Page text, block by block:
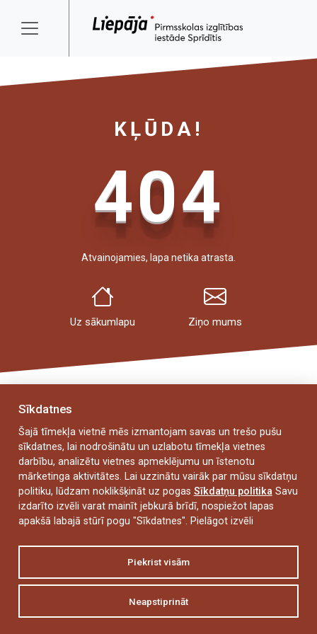
KĻŪDA!
404
Atvainojamies, lapa netika atrasta.
Uz sākumlapu Ziņo mums
Dārza iela 42, Liepāja, LV-3401
spriditis@liepaja.edu.lv
63 489 254,27 899 800
Sīkdatnes
Šajā tīmekļa vietnē mēs izmantojam savas un trešo pušu
sīkdatnes, lai nodrošinātu un uzlabotu tīmekļa vietnes
darbību, analizētu vietnes apmeklējumu un īstenotu
mārketinga aktivitātes. Lai uzzinātu vairāk par mūsu sīkdatņu
politiku, lūdzam noklikšķināt uz pogas Sīkdatņu politikaSavu
izdarīto izvēli varat mainīt jebkurā brīdī, nospiežot lapas
apakšā labajā stūrī pogu "Sīkdatnes". Pielāgot izvēli
Piekrist visām
Neapstiprināt